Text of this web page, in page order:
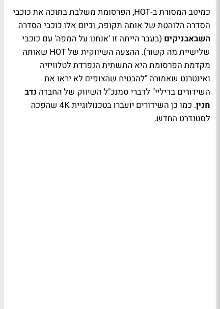
כמיטב המסורת ב-HOT, הפרסומת משלבת בתוכה את כוכבי
הסדרה הלוהטת של אותה תקופה, וכיום אלו כוכבי הסדרה
השבאבניקים (בעבר הייתה זו 'אנחנו על המפה' עם כוכבי
שלישיית מה קשור). ההצעה השיווקית של HOT שאותה
מקדמת הפרסומת היא התשתית הנפרדת לטלוויזיה
ואינטרנט שאמורה "להבטיח שהצופים לא יראו את
השידורים בדיליי" לדברי סמנכ"ל השיווק של החברה נדב
חנין
. כמו כן השידורים יועברו בטכנולוגיית 4K שהפכה
לסטנדרט החדש.